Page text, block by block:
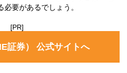
要があるでしょう。
[PR]
証券） 公式サイトへ